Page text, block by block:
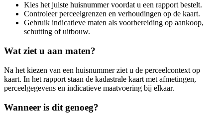
Kies het juiste huisnummer voordat u een rapport bestelt.
Controleer perceelgrenzen en verhoudingen op de kaart.
Gebruik indicatieve maten als voorbereiding op aankoop,
schutting of uitbouw.
Wat ziet u aan maten?
Na het kiezen van een huisnummer ziet u de perceelcontext op
kaart. In het rapport staan de kadastrale kaart met afmetingen,
perceelgegevens en indicatieve maatvoering bij elkaar.
Wanneer is dit genoeg?